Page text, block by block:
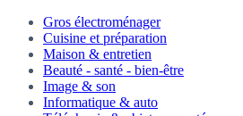
Gros électroménager
Cuisine et préparation
Maison & entretien
Beauté - santé - bien-être
Image & son
Informatique & auto